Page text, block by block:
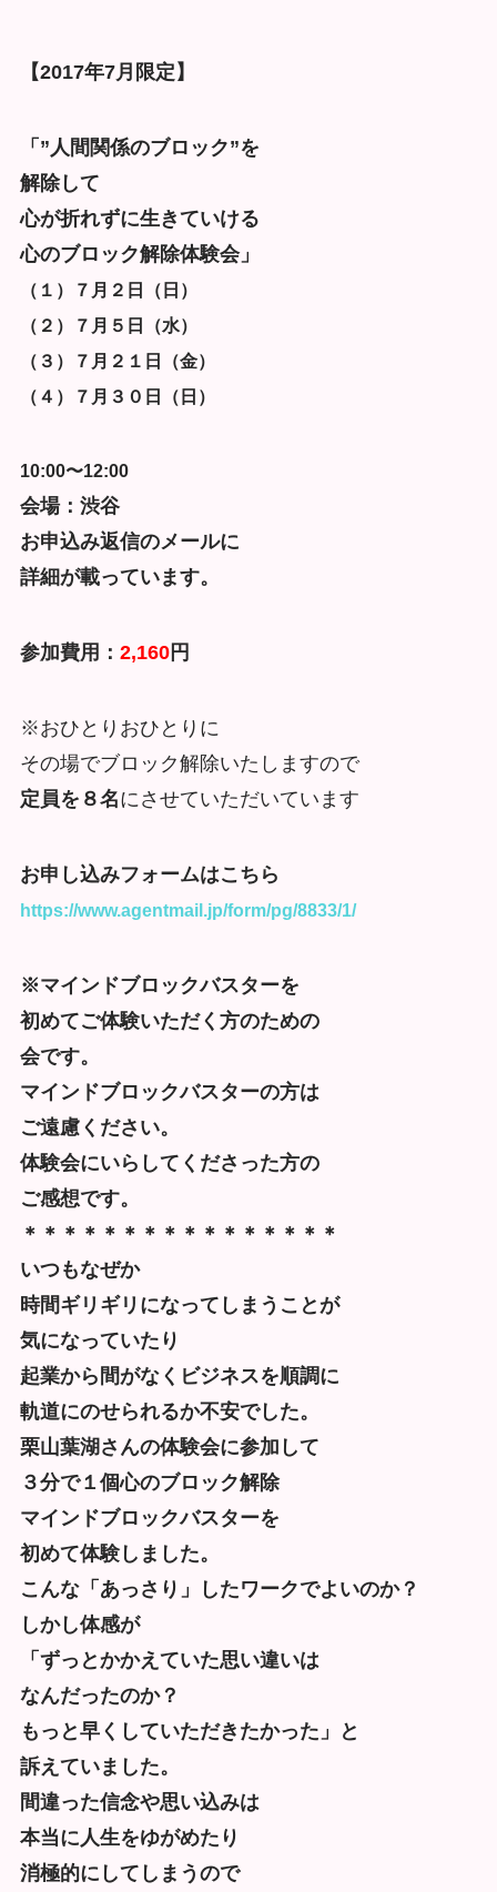
【2017年7月限定】
「”人間関係のブロック”を
解除して
心が折れずに生きていける
心のブロック解除体験会」
（１）７月２日（日）
（２）７月５日（水）
（３）７月２１日（金）
（４）７月３０日（日）
10:00〜12:00
会場：渋谷
お申込み返信のメールに
詳細が載っています。
参加費用： 2,160円
※おひとりおひとりに
その場でブロック解除いたしますので
定員を８名にさせていただいています
お申し込みフォームはこちら
https://www.agentmail.jp/form/pg/8833/1/
※マインドブロックバスターを
初めてご体験いただく方のための
会です。
マインドブロックバスターの方は
ご遠慮ください。
体験会にいらしてくださった方の
ご感想です。
＊＊＊＊＊＊＊＊＊＊＊＊＊＊＊＊
いつもなぜか
時間ギリギリになってしまうことが
気になっていたり
起業から間がなくビジネスを順調に
軌道にのせられるか不安でした。
栗山葉湖さんの体験会に参加して
３分で１個心のブロック解除
マインドブロックバスターを
初めて体験しました。
こんな「あっさり」したワークでよいのか？
しかし体感が
「ずっとかかえていた思い違いは
なんだったのか？
もっと早くしていただきたかった」と
訴えていました。
間違った信念や思い込みは
本当に人生をゆがめたり
消極的にしてしまうので